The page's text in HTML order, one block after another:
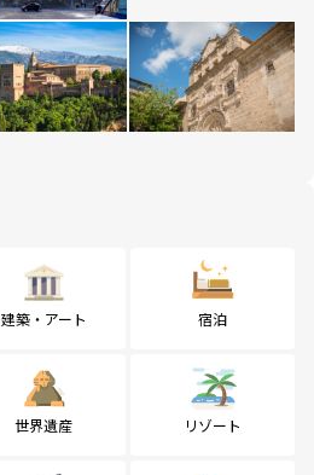
建築・アート 宿泊
世界遺産 リゾート